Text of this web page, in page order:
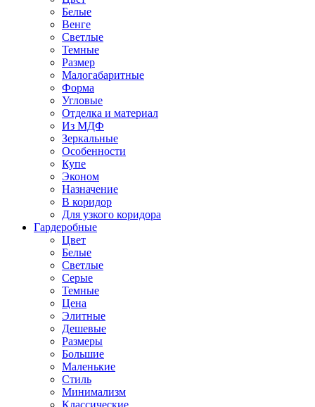
Белые
Венге
Светлые
Темные
Размер
Малогабаритные
Форма
Угловые
Отделка и материал
Из МДФ
Зеркальные
Особенности
Купе
Эконом
Назначение
В коридор
Для узкого коридора
Гардеробные
Цвет
Белые
Светлые
Серые
Темные
Цена
Элитные
Дешевые
Размеры
Большие
Маленькие
Стиль
Минимализм
Классические